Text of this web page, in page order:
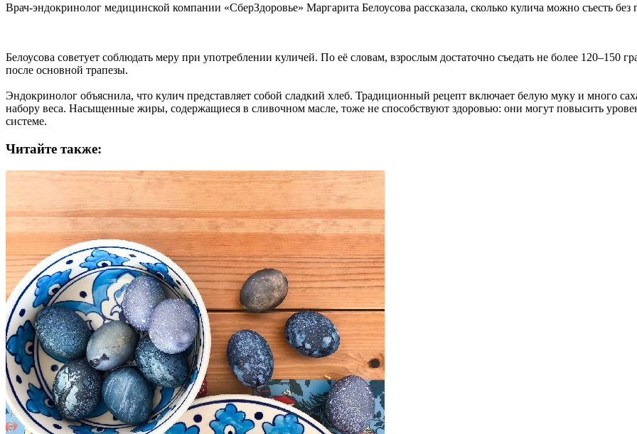
Врач-эндокринолог медицинской компании «СберЗдоровье» Маргарита Белоусова рассказала, сколько кулича можно съесть
Белоусова советует соблюдать меру при употреблении куличей. По её словам, взрослым достаточно съедать не более 120–150
после основной трапезы.
Эндокринолог объяснила, что кулич представляет собой сладкий хлеб. Традиционный рецепт включает белую муку и много
набору веса. Насыщенные жиры, содержащиеся в сливочном масле, тоже не способствуют здоровью: они могут повысить
системе.
Читайте также: